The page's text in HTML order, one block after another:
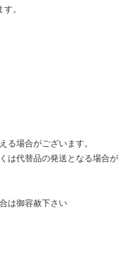
。
る場合がございます。
は代替品の発送となる場合が
は御容赦下さい